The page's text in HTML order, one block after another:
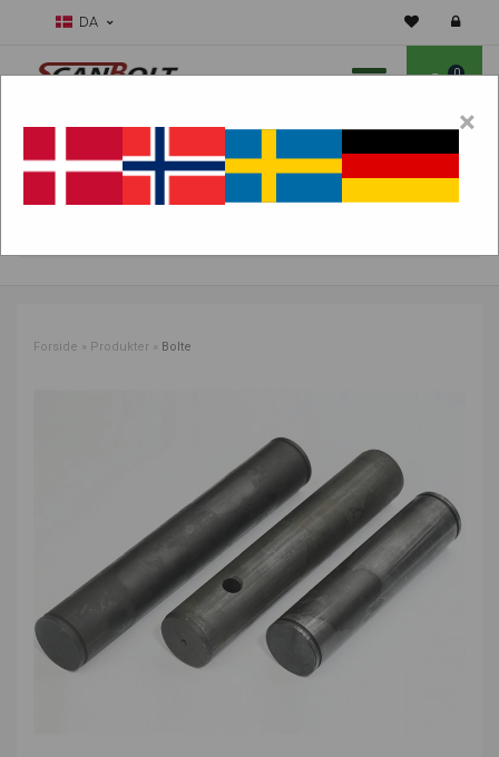
DA
0
Forside » Produkter » Bolte
×